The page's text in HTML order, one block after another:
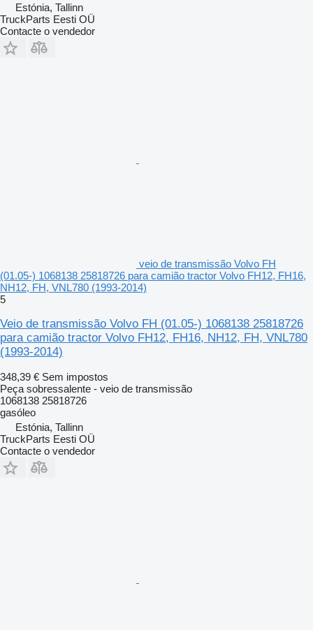
Estónia, Tallinn
TruckParts Eesti OÜ
Contacte o vendedor
veio de transmissão Volvo FH
(01.05-) 1068138 25818726 para camião tractor Volvo FH12, FH16,
NH12, FH, VNL780 (1993-2014)
5
Veio de transmissão Volvo FH (01.05-) 1068138 25818726
para camião tractor Volvo FH12, FH16, NH12, FH, VNL780
(1993-2014)
348,39 € Sem impostos
Peça sobressalente - veio de transmissão
1068138 25818726
gasóleo
Estónia, Tallinn
TruckParts Eesti OÜ
Contacte o vendedor